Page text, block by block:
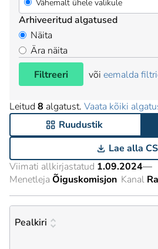
Vähemalt ühele valikule
Arhiveeritud algatused
Näita
Ära näita
Filtreeri
või eemalda
Leitud 8 algatust. Vaata kõiki
Ruudustik
Lae alla
Viimati allkirjastatud 1.09.2024—
Menetleja Õiguskomisjon Kanal
Pealkiri